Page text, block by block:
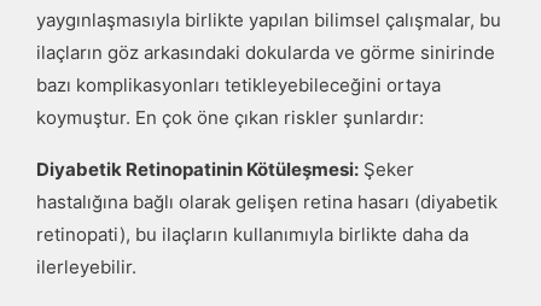
yaygınlaşmasıyla birlikte yapılan bilimsel çalışmalar, bu
ilaçların göz arkasındaki dokularda ve görme sinirinde
bazı komplikasyonları tetikleyebileceğini ortaya
koymuştur. En çok öne çıkan riskler şunlardır:
Diyabetik Retinopatinin Kötüleşmesi: Şeker
hastalığına bağlı olarak gelişen retina hasarı (diyabetik
retinopati), bu ilaçların kullanımıyla birlikte daha da
ilerleyebilir.